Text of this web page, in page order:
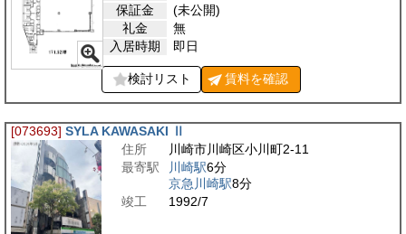
保証金
(未公開)
礼金
無
入居時期
即日
検討リスト 賃料を確認
[073693] SYLA KAWASAKI Ⅱ
住所
川崎市川崎区小川町2-11
最寄駅
川崎駅6分
京急川崎駅8分
竣工
1992/7